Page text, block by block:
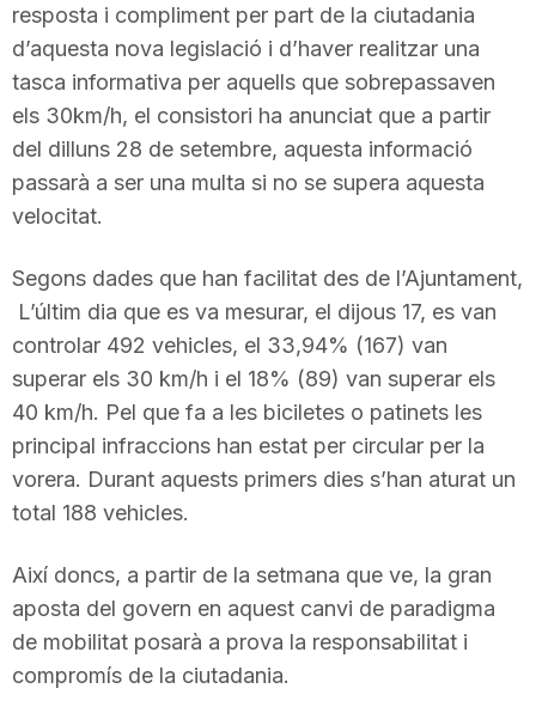
r
g
a
resposta i compliment per part de la ciutadania
d’aquesta nova legislació i d’haver realitzar una
tasca informativa per aquells que sobrepassaven
els 30km/h, el consistori ha anunciat que a partir
del dilluns 28 de setembre, aquesta informació
passarà a ser una multa si no se supera aquesta
velocitat.
Segons dades que han facilitat des de l’Ajuntament,
L’últim dia que es va mesurar, el dijous 17, es van
controlar 492 vehicles, el 33,94% (167) van
superar els 30 km/h i el 18% (89) van superar els
40 km/h. Pel que fa a les biciletes o patinets les
principal infraccions han estat per circular per la
vorera. Durant aquests primers dies s’han aturat un
total 188 vehicles.
Així doncs, a partir de la setmana que ve, la gran
aposta del govern en aquest canvi de paradigma
de mobilitat posarà a prova la responsabilitat i
compromís de la ciutadania.